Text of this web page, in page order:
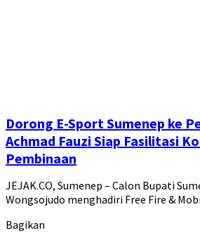
Dorong E-Sport Sumenep ke
Achmad Fauzi Siap Fasilitasi
Pembinaan
JEJAK.CO, Sumenep – Calon Bupati
Wongsojudo menghadiri Free Fire &
Bagikan